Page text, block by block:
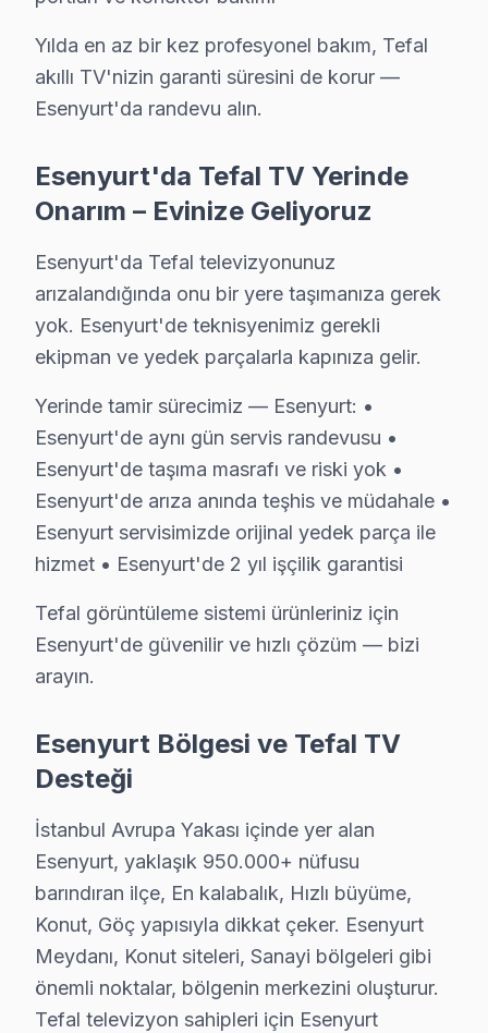
Tefal Servis Merkezi →
Sultaniye Tefal Servis
Sultaniye Tefal Anakart Tamiri →
Süleymaniye Tefal Servis
Süleymaniye Tefal Anakart Tamiri →
Şehitler Tefal Servis
Şehitler mahallesi Tefal TV servisi için ön değerlendirme
Şehitler Tefal Açılmıyor Arıza →
Talatpaşa Tefal Servis
Esenyurt'da Talatpaşa mahallesi için Tefal TV fiyat teklifi
Esenyurt Tefal Servis →
Turgut Özal Tefal Servis
Esenyurt Tefal Servis →
Üçevler Tefal Servis
Üçevler Tefal Açılmıyor Arıza →
Yenikent Tefal Servis
Yeşilkent Tefal Servis
Yeşilkent sakinleri için Tefal TV tamir hizmetimiz: teşhis
Yeşilkent Tefal Anakart Tamiri →
Yunus Emre Tefal Servis
Yılda en az bir kez profesyonel bakım, Tefal
akıllı TV'nizin garanti süresini de korur —
Esenyurt'da randevu alın.
Esenyurt'da Tefal TV Yerinde
Onarım – Evinize Geliyoruz
Esenyurt'da Tefal televizyonunuz
arızalandığında onu bir yere taşımanıza gerek
yok. Esenyurt'de teknisyenimiz gerekli
ekipman ve yedek parçalarla kapınıza gelir.
Yerinde tamir sürecimiz — Esenyurt: •
Esenyurt'de aynı gün servis randevusu •
Esenyurt'de taşıma masrafı ve riski yok •
Esenyurt'de arıza anında teşhis ve müdahale •
Esenyurt servisimizde orijinal yedek parça ile
hizmet • Esenyurt'de 2 yıl işçilik garantisi
Tefal görüntüleme sistemi ürünleriniz için
Esenyurt'de güvenilir ve hızlı çözüm — bizi
arayın.
Esenyurt Bölgesi ve Tefal TV
Desteği
İstanbul Avrupa Yakası içinde yer alan
Esenyurt, yaklaşık 950.000+ nüfusu
barındıran ilçe, En kalabalık, Hızlı büyüme,
Konut, Göç yapısıyla dikkat çeker. Esenyurt
Meydanı, Konut siteleri, Sanayi bölgeleri gibi
önemli noktalar, bölgenin merkezini oluşturur.
Tefal televizyon sahipleri için Esenyurt